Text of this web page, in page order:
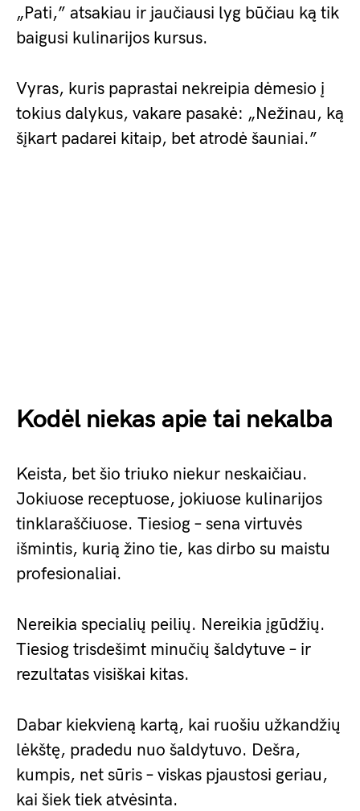
„Pati,” atsakiau ir jaučiausi lyg būčiau ką tik
baigusi kulinarijos kursus.
Vyras, kuris paprastai nekreipia dėmesio į
tokius dalykus, vakare pasakė: „Nežinau, ką
šįkart padarei kitaip, bet atrodė šauniai.”
Kodėl niekas apie tai nekalba
Keista, bet šio triuko niekur neskaičiau.
Jokiuose receptuose, jokiuose kulinarijos
tinklaraščiuose. Tiesiog – sena virtuvės
išmintis, kurią žino tie, kas dirbo su maistu
profesionaliai.
Nereikia specialių peilių. Nereikia įgūdžių.
Tiesiog trisdešimt minučių šaldytuve – ir
rezultatas visiškai kitas.
Dabar kiekvieną kartą, kai ruošiu užkandžių
lėkštę, pradedu nuo šaldytuvo. Dešra,
kumpis, net sūris – viskas pjaustosi geriau,
kai šiek tiek atvėsinta.